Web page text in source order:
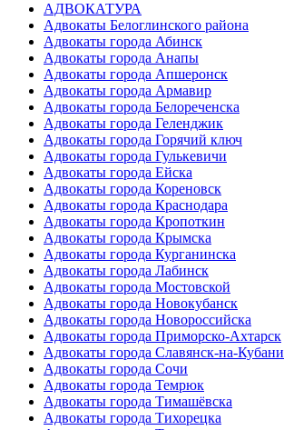
АДВОКАТУРА
Адвокаты Белоглинского района
Адвокаты города Абинск
Адвокаты города Анапы
Адвокаты города Апшеронск
Адвокаты города Армавир
Адвокаты города Белореченска
Адвокаты города Геленджик
Адвокаты города Горячий ключ
Адвокаты города Гулькевичи
Адвокаты города Ейска
Адвокаты города Кореновск
Адвокаты города Краснодара
Адвокаты города Кропоткин
Адвокаты города Крымска
Адвокаты города Курганинска
Адвокаты города Лабинск
Адвокаты города Мостовской
Адвокаты города Новокубанск
Адвокаты города Новороссийска
Адвокаты города Приморско-Ахтарск
Адвокаты города Славянск-на-Кубани
Адвокаты города Сочи
Адвокаты города Темрюк
Адвокаты города Тимашёвска
Адвокаты города Тихорецка